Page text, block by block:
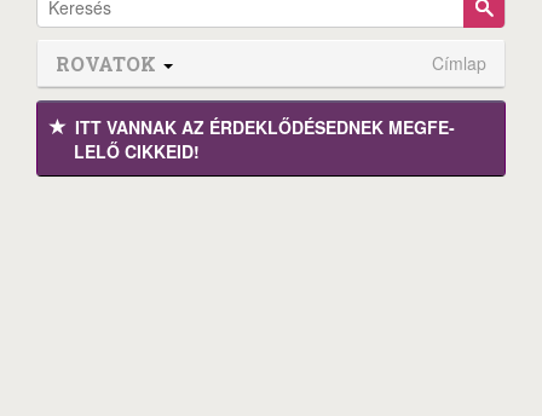
ROVATOK Címlap
ITT VANNAK AZ ÉRDEK­LŐDÉ­SEDNEK MEGFE­
LELŐ CIKKEID!